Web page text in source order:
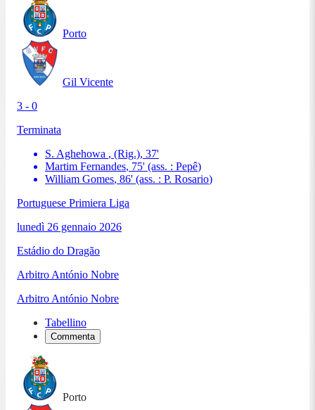
Porto
Gil Vicente
3 - 0
Terminata
S. Aghehowa , (Rig.), 37'
Martim Fernandes, 75' (ass. : Pepê)
William Gomes, 86' (ass. : P. Rosario)
Portuguese Primiera Liga
lunedì 26 gennaio 2026
Estádio do Dragão
Arbitro António Nobre
Arbitro António Nobre
Tabellino
Commenta
Porto